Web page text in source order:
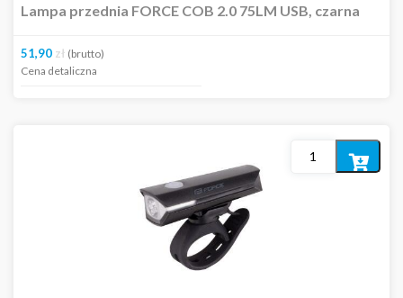
Lampa przednia FORCE COB 2.0 75LM USB, czarna
51,90 zł (brutto)
Cena detaliczna
Dodaj